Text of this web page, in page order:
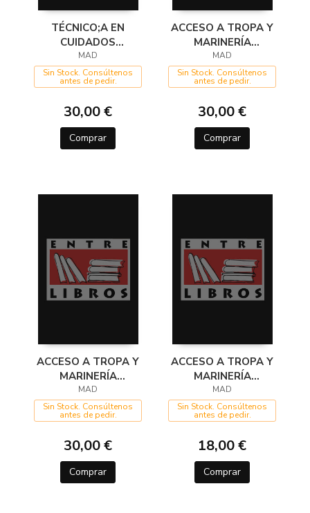
TÉCNICO;A EN
CUIDADOS
AUXILIARES DE
ENFERMERÍA.
SERGAS 2025. TEMA
MAD
Sin Stock. Consúltenos
antes de pedir.
30,00 €
Comprar
ACCESO A TROPA Y
MARINERÍA
PROFESIONAL.
PRUEBAS DE
APTITUD VOLUMEN
MAD
Sin Stock. Consúltenos
antes de pedir.
30,00 €
Comprar
ACCESO A TROPA Y
MARINERÍA
PROFESIONAL.
PRUEBAS DE
APTITUD VOLUMEN
MAD
Sin Stock. Consúltenos
antes de pedir.
30,00 €
Comprar
ACCESO A TROPA Y
MARINERÍA
PROFESIONAL.
PRUEBAS FÍSICAS
MAD
Sin Stock. Consúltenos
antes de pedir.
18,00 €
Comprar